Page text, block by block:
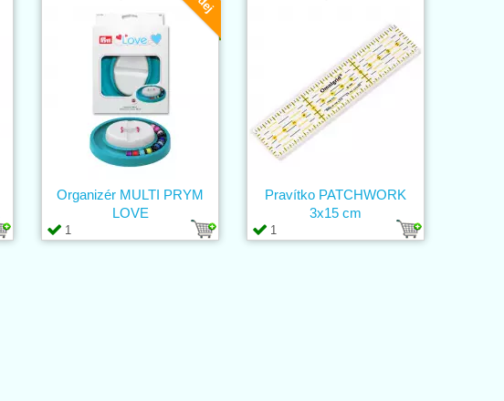
1
Organizér MULTI PRYM
LOVE
1
Pravítko PATCHWORK
3x15 cm